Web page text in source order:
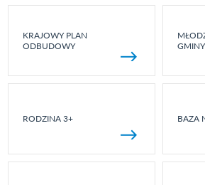
KRAJOWY PLAN
ODBUDOWY
GMINY
RODZINA 3+ BAZA